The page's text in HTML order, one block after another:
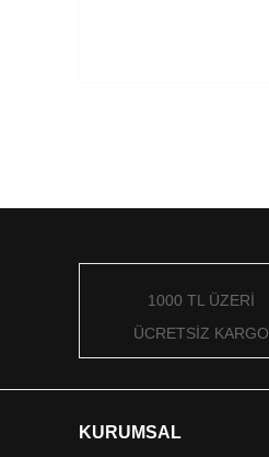
1000 TL ÜZERİ
ÜCRETSİZ KARGO
KURUMSAL